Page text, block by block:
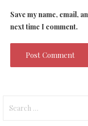
Save my name, email,
next time I comment.
for: